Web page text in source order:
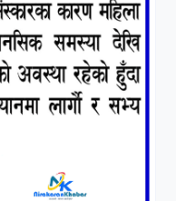
दिन जयगढमा ७
। ८